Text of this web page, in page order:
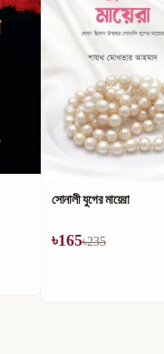
সোনালী যুগের মায়েরা
৳165৳235